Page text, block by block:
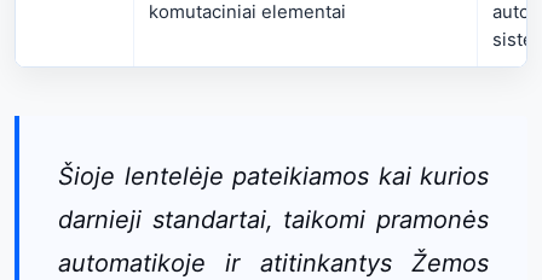
komutaciniai elementai
Šioje lentelėje pateikiamos kai kurios
darnieji standartai, taikomi pramonės
automatikoje ir atitinkantys Žemos